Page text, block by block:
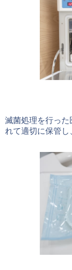
滅菌処理を行った
れて適切に保管し